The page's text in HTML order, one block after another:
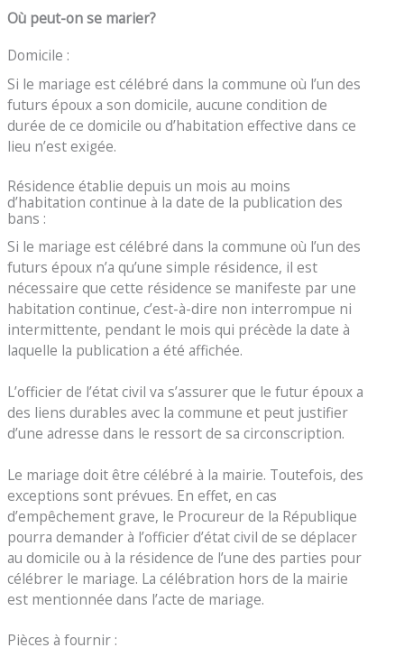
Où peut-on se marier?
Domicile :
Si le mariage est célébré dans la commune où l’un des
futurs époux a son domicile, aucune condition de
durée de ce domicile ou d’habitation effective dans ce
lieu n’est exigée.
Résidence établie depuis un mois au moins
d’habitation continue à la date de la publication des
bans :
Si le mariage est célébré dans la commune où l’un des
futurs époux n’a qu’une simple résidence, il est
nécessaire que cette résidence se manifeste par une
habitation continue, c’est-à-dire non interrompue ni
intermittente, pendant le mois qui précède la date à
laquelle la publication a été affichée.
L’officier de l’état civil va s’assurer que le futur époux a
des liens durables avec la commune et peut justifier
d’une adresse dans le ressort de sa circonscription.
Le mariage doit être célébré à la mairie. Toutefois, des
exceptions sont prévues. En effet, en cas
d’empêchement grave, le Procureur de la République
pourra demander à l’officier d’état civil de se déplacer
au domicile ou à la résidence de l’une des parties pour
célébrer le mariage. La célébration hors de la mairie
est mentionnée dans l’acte de mariage.
Pièces à fournir :